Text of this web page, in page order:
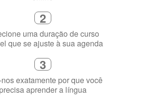
uma duração de curso
que se ajuste à sua agenda
nos exatamente por que você
aprender a língua